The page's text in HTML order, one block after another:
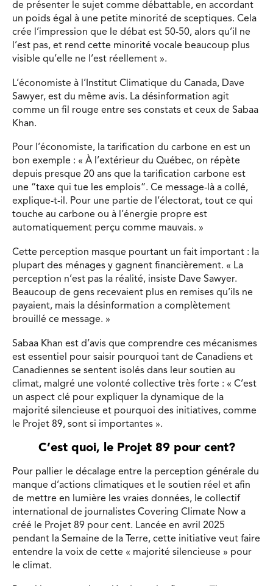
de présenter le sujet comme débattable, en accordant
un poids égal à une petite minorité de sceptiques. Cela
crée l’impression que le débat est 50-50, alors qu’il ne
l’est pas, et rend cette minorité vocale beaucoup plus
visible qu’elle ne l’est réellement ».
L’économiste à l’Institut Climatique du Canada, Dave
Sawyer, est du même avis. La désinformation agit
comme un fil rouge entre ses constats et ceux de Sabaa
Khan.
Pour l’économiste, la tarification du carbone en est un
bon exemple : « À l’extérieur du Québec, on répète
depuis presque 20 ans que la tarification carbone est
une “taxe qui tue les emplois”. Ce message-là a collé,
explique-t-il. Pour une partie de l’électorat, tout ce qui
touche au carbone ou à l’énergie propre est
automatiquement perçu comme mauvais. »
Cette perception masque pourtant un fait important : la
plupart des ménages y gagnent financièrement. « La
perception n’est pas la réalité, insiste Dave Sawyer.
Beaucoup de gens recevaient plus en remises qu’ils ne
payaient, mais la désinformation a complètement
brouillé ce message. »
Sabaa Khan est d’avis que comprendre ces mécanismes
est essentiel pour saisir pourquoi tant de Canadiens et
Canadiennes se sentent isolés dans leur soutien au
climat, malgré une volonté collective très forte : « C’est
un aspect clé pour expliquer la dynamique de la
majorité silencieuse et pourquoi des initiatives, comme
le Projet 89, sont si importantes ».
C’est quoi, le Projet 89 pour cent?
Pour pallier le décalage entre la perception générale du
manque d’actions climatiques et le soutien réel et afin
de mettre en lumière les vraies données, le collectif
international de journalistes Covering Climate Now a
créé le Projet 89 pour cent. Lancée en avril 2025
pendant la Semaine de la Terre, cette initiative veut faire
entendre la voix de cette « majorité silencieuse » pour
le climat.